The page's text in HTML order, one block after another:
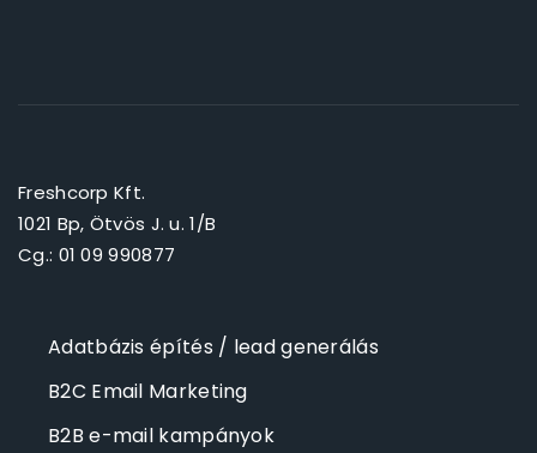
Freshcorp Kft.
1021 Bp, Ötvös J. u. 1/B
Cg.: 01 09 990877
Adatbázis építés / lead generálás
B2C Email Marketing
B2B e-mail kampányok